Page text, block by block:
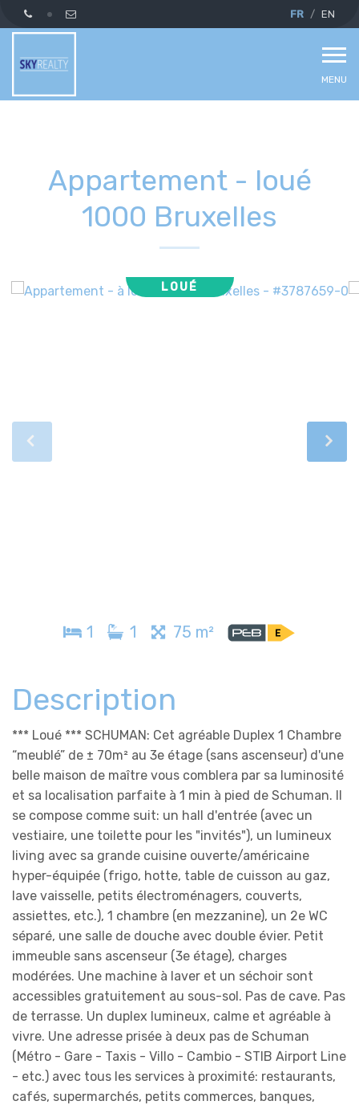
FR EN
MENU
Appartement - loué
1000 Bruxelles
LOUÉ
1 1 75 m²
Description
*** Loué *** SCHUMAN: Cet agréable Duplex 1 Chambre
“meublé” de ± 70m² au 3e étage (sans ascenseur) d'une
belle maison de maître vous comblera par sa luminosité
et sa localisation parfaite à 1 min à pied de Schuman. Il
se compose comme suit: un hall d'entrée (avec un
vestiaire, une toilette pour les "invités"), un lumineux
living avec sa grande cuisine ouverte/américaine
hyper-équipée (frigo, hotte, table de cuisson au gaz,
lave vaisselle, petits électroménagers, couverts,
assiettes, etc.), 1 chambre (en mezzanine), un 2e WC
séparé, une salle de douche avec double évier. Petit
immeuble sans ascenseur (3e étage), charges
modérées. Une machine à laver et un séchoir sont
accessibles gratuitement au sous-sol. Pas de cave. Pas
de terrasse. Un duplex lumineux, calme et agréable à
vivre. Une adresse prisée à deux pas de Schuman
(Métro - Gare - Taxis - Villo - Cambio - STIB Airport Line
- etc.) avec tous les services à proximité: restaurants,
cafés, supermarchés, petits commerces, banques,